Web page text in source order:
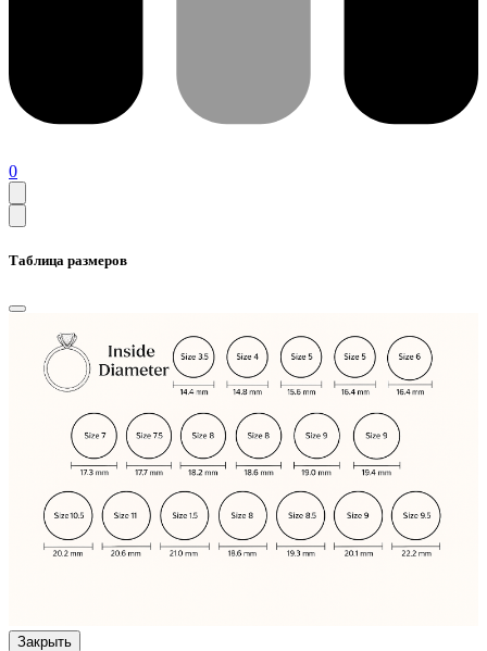
0
Таблица размеров
Закрыть